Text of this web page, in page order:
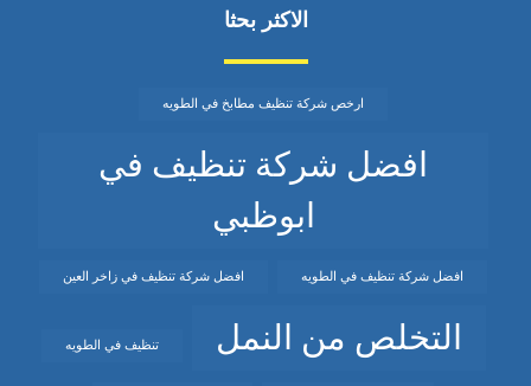
الاكثر بحثا
ارخص شركة تنظيف مطابخ في الطويه
افضل شركة تنظيف في
ابوظبي
افضل شركة تنظيف في الطويه افضل شركة تنظيف في زاخر العين
التخلص من النمل تنظيف في الطويه